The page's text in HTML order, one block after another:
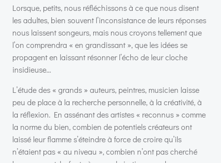
Lorsque, petits, nous réfléchissons à ce que nous disent
les adultes, bien souvent l’inconsistance de leurs réponses
nous laissent songeurs, mais nous croyons tellement que
l’on comprendra « en grandissant », que les idées se
propagent en laissant résonner l’écho de leur cloche
insidieuse…
L’étude des « grands » auteurs, peintres, musicien laisse
peu de place à la recherche personnelle, à la créativité, à
la réflexion. En assénant des artistes « reconnus » comme
la norme du bien, combien de potentiels créateurs ont
laissé leur flamme s’éteindre à force de croire qu’ils
n’étaient pas « au niveau », combien n’ont pas cherché